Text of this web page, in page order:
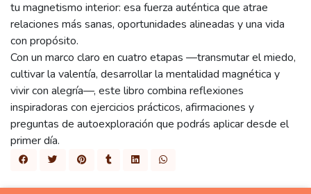
tu magnetismo interior: esa fuerza auténtica que atrae
relaciones más sanas, oportunidades alineadas y una vida
con propósito.
Con un marco claro en cuatro etapas —transmutar el miedo,
cultivar la valentía, desarrollar la mentalidad magnética y
vivir con alegría—, este libro combina reflexiones
inspiradoras con ejercicios prácticos, afirmaciones y
preguntas de autoexploración que podrás aplicar desde el
primer día.